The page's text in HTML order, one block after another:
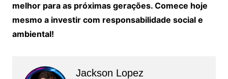
melhor para as próximas gerações. Comece hoje
mesmo a investir com responsabilidade social e
ambiental!
Jackson Lopez